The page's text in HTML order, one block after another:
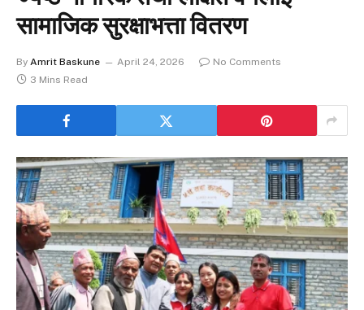
सामाजिक सुरक्षाभत्ता वितरण
By Amrit Baskune April 24, 2026
No Comments
3 Mins Read